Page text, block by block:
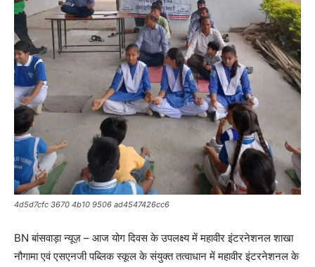
4d5d7cfc 3670 4b10 9506 ad4547426cc6
BN बांसवाड़ा न्यूज़ – आज योग दिवस के उपलक्ष्य में महावीर इंटरनेशनल शाखा
नौगामा एवं एसएनजी पब्लिक स्कूल के संयुक्त तत्वाधान में महावीर इंटरनेशनल के